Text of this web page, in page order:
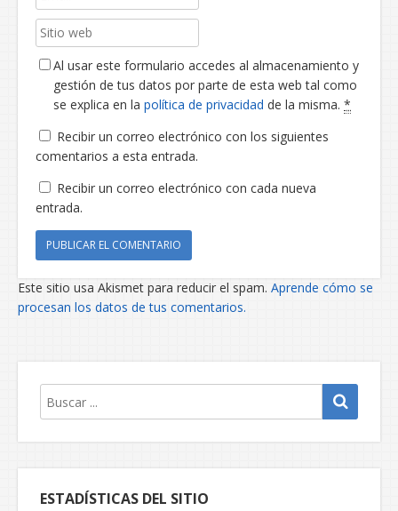
Al usar este formulario accedes al almacenamiento y
gestión de tus datos por parte de esta web tal como
se explica en la política de privacidad de la misma. *
Recibir un correo electrónico con los siguientes
comentarios a esta entrada.
Recibir un correo electrónico con cada nueva
entrada.
Este sitio usa Akismet para reducir el spam. Aprende cómo se
procesan los datos de tus comentarios.
ESTADÍSTICAS DEL SITIO